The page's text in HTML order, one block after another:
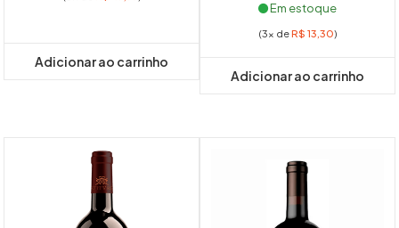
Adicionar ao carrinho
original
era:
Em estoque
(3x deR$ 13,30)
Adicionar ao carrinho